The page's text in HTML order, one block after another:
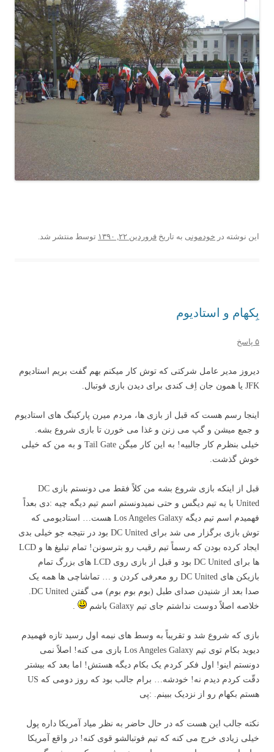
این نوشته در خودمونی به تاریخ فروردین ۲۲, ۱۳۹۰ توسط منتشر شد.
بِکهام و استادیوم
۵ پاسخ
دیروز مدیر عامل شرکتی که توش کار میکنم بهم گفت بریم استادیوم
JFK یا همون جان اِف کندی برای دیدن بازی فوتبال.
اینجا رسم هست که قبل از بازی ها، مردم میرن پارکینگ های استادیوم
و جمع میشن و گپ می زنن و غذا می خورن تا بازی شروع بشه.
خیلی بنظرم کار جالبیه! به این کار میگن Tail Gate و به من که خیلی
خوش گذشت.
قبل از اینکه بازی شروع بشه من کلاً فقط می دونستم بازی DC
United با یه تیم دیگس و حتی نمیدونستم اسم تیم دیگه چیه :دی بعداً
فهمیدم اسم تیم دیگه Los Angeles Galaxy هست… استادیومی که
توش بازی برگزار می شد برای DC United بود در نتیجه جو خیلی بدی
ایجاد کرده بودن که رسماً تیم رقیب رو بترسونن! تمام تبلیغ ها و LCD
ها برای DC United بود و قبل از بازی روی LCD های بزرگ تمام
بازیکن های DC United رو معرفی کردن و … تماشاچی ها همه یک
صدا بعد از شنیدن صدای طبل (بوم بوم بوم) می گفتن DC United.
خلاصه اصلاً دوست نداشتم جای تیم Galaxy باشم
.
بازی که شروع شد و تقریباً به وسط های نیمه اول رسید تازه فهمیدم
دیوید بکام توی تیم Los Angeles Galaxy بازی می کنه! اصلاً نمی
دونستم اینو! اول فکر کردم یک بکام دیگه هستش! اما بعد که بیشتر
دقّت کردم دیدم نه! خودشه… برام جالب بود که روز دومی که US
هستم بکهام رو از نزدیک ببینم. :پی
نکته جالب این هست که در حال حاضر به نظر میاد آمریکا داره پول
خیلی زیادی خرج می کنه که تیم فوتبالشو قوی کنه! در واقع آمریکا